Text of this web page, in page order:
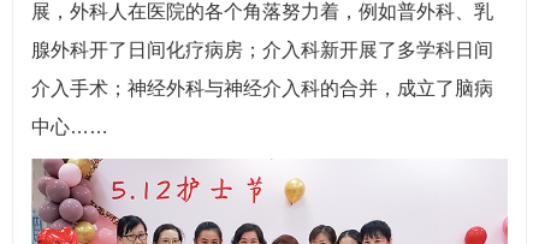
展，外科人在医院的各个角落努力着，例如普外科、乳
腺外科开了日间化疗病房；介入科新开展了多学科日间
介入手术；神经外科与神经介入科的合并，成立了脑病
中心……